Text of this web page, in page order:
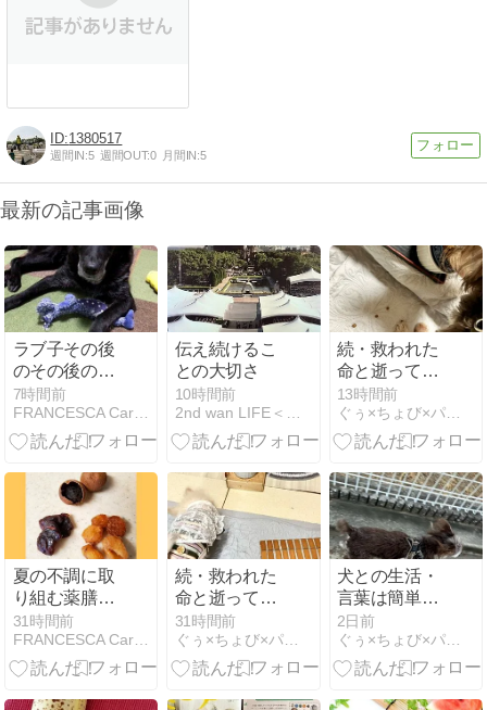
1380517
週間IN:5 週間OUT:0 月間IN:5
最新の記事画像
ラブ子その後
のその後のそ
の後
7時間前
FRANCESCA Care Partner
伝え続けるこ
との大切さ
10時間前
続・救われた
命と逝ってし
まったあの仔
の事 【 雛鳥編
⑤ 言葉でなら
がつけるのに
】
13時間前
ぐぅ×ちょび×パパ 〜 余命1ヶ月と言われた仔とその家族
夏の不調に取
り組む薬膳と
方剤のハナシ
31時間前
FRANCESCA Care Partner
続・救われた
命と逝ってし
まったあの仔
の事 【 雛鳥編
④ 大量の虫を
31時間前
ぐぅ×ちょび×パパ 〜 余命1ヶ月と言われた仔とその家族
犬との生活・
言葉は簡単に
嘘をつく
2日前
ぐぅ×ちょび×パパ 〜 余命1ヶ月と言われた仔とその家族